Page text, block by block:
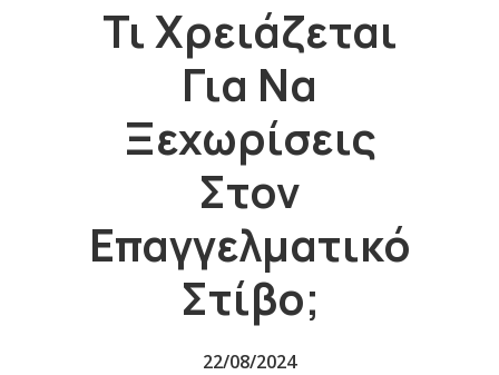
Τι Χρειάζεται
Για Να
Ξεχωρίσεις
Στον
Επαγγελματικό
Στίβο;
22/08/2024